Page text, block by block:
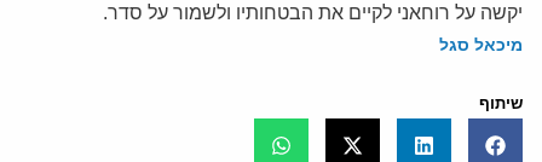
יקשה על רוחאני לקיים את הבטחותיו ולשמור על סדר.
מיכאל סגל
שיתוף